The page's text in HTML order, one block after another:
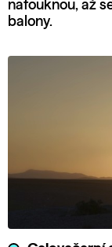
nafouknou, až
balony.